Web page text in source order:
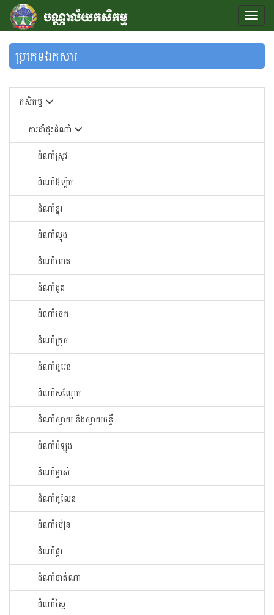
ប្រភេទឯកសារ
កសិកម្ម
ការដាំដុះដំណាំ
ដំណាំស្រូវ
ដំណាំឪឡឹក
ដំណាំខ្នុរ
ដំណាំ​ល្ហុង​
ដំណាំ​ពោត​
ដំណាំ​ដូង​
ដំណាំ​ចេក​
ដំណាំក្រូច​
ដំណាំ​ធូរេន​
ដំណាំ​សណ្ដែក​
ដំណាំ​ស្វាយ​ និងស្វាយចន្ទី
ដំណាំ​ដំឡូង​
ដំណាំ​ម្នាស់​
ដំណាំ​គូលែន​
ដំណាំ​មៀន​
ដំណាំ​ផ្កា​
ដំណាំ​ខាត់ណា
ដំណាំ​ស្ពៃ​